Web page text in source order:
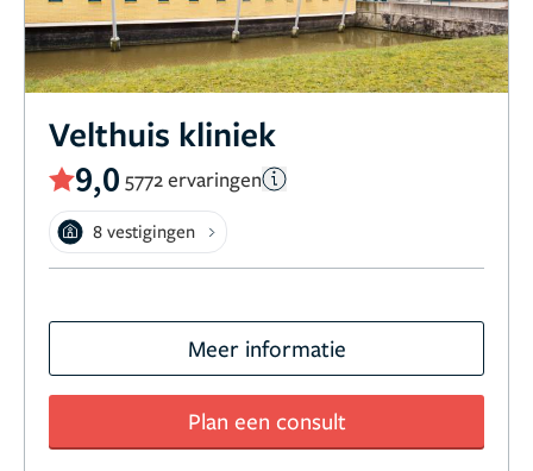
Velthuis kliniek
9,0 5772 ervaringen
8 vestigingen
Meer informatie
Plan een consult